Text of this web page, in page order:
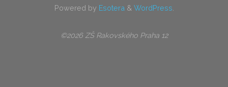
Powered by Esotera & WordPress
©2026 ZŠ Rakovského Praha 12